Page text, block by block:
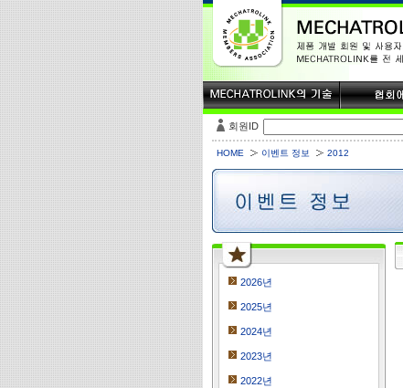
회원ID
HOME 이벤트 정보 2012
2026년
2025년
2024년
2023년
2022년